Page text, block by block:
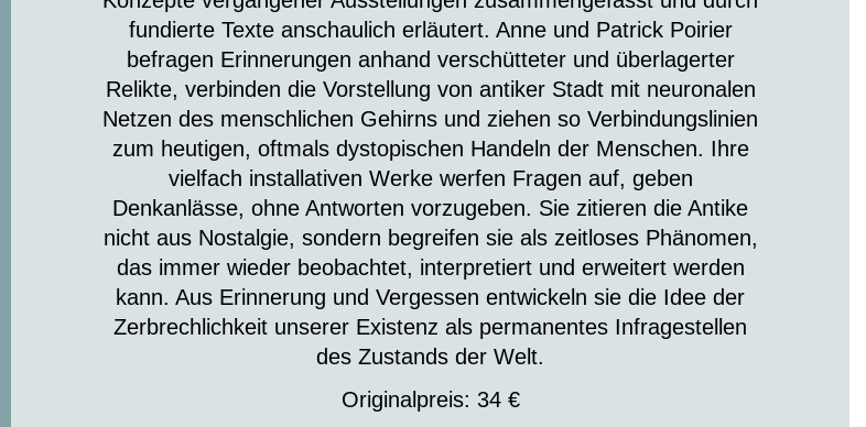
fundierte Texte anschaulich erläutert. Anne und Patrick Poirier
befragen Erinnerungen anhand verschütteter und überlagerter
Relikte, verbinden die Vorstellung von antiker Stadt mit neuronalen
Netzen des menschlichen Gehirns und ziehen so Verbindungslinien
zum heutigen, oftmals dystopischen Handeln der Menschen. Ihre
vielfach installativen Werke werfen Fragen auf, geben
Denkanlässe, ohne Antworten vorzugeben. Sie zitieren die Antike
nicht aus Nostalgie, sondern begreifen sie als zeitloses Phänomen,
das immer wieder beobachtet, interpretiert und erweitert werden
kann. Aus Erinnerung und Vergessen entwickeln sie die Idee der
Zerbrechlichkeit unserer Existenz als permanentes Infragestellen
des Zustands der Welt.
Originalpreis: 34 €